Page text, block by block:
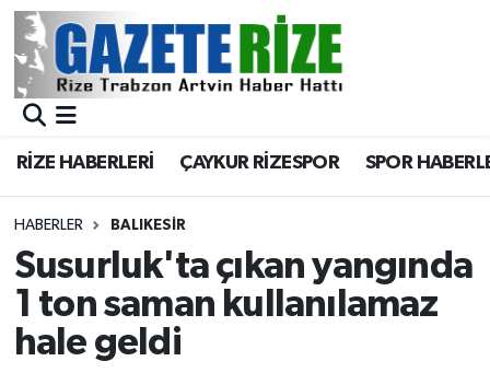
RİZE HABERLERİ ÇAYKUR RİZESPOR SPOR
HABERLER BALIKESIR
Susurluk'ta çıkan yangında
1 ton saman kullanılamaz
hale geldi
BÖLGEMİZ
Asayiş
Rize Jandarma Komutanlığı
Bilim Teknoloji
Bölge
Merkez Nöbetçi Eczaneler
Merkez Trafik Yoğunluk Haritası
Süper Lig Puan Durumu ve Fikstür
Tüm Manşetler
Son Dakika Haberleri